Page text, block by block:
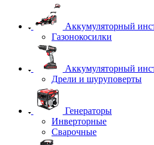
Аккумуляторный
Газонокосилки
Аккумуляторный
Дрели и шуруповерты
Генераторы
Инверторные
Сварочные